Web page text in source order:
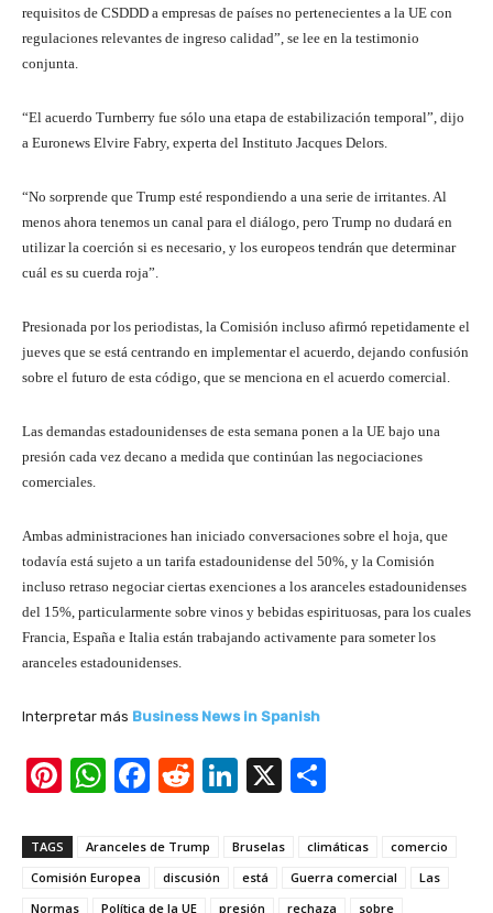
requisitos de CSDDD a empresas de países no pertenecientes a la UE con
regulaciones relevantes de ingreso calidad”, se lee en la testimonio
conjunta.
“El acuerdo Turnberry fue sólo una etapa de estabilización temporal”, dijo
a Euronews Elvire Fabry, experta del Instituto Jacques Delors.
“No sorprende que Trump esté respondiendo a una serie de irritantes. Al
menos ahora tenemos un canal para el diálogo, pero Trump no dudará en
utilizar la coerción si es necesario, y los europeos tendrán que determinar
cuál es su cuerda roja”.
Presionada por los periodistas, la Comisión incluso afirmó repetidamente el
jueves que se está centrando en implementar el acuerdo, dejando confusión
sobre el futuro de esta código, que se menciona en el acuerdo comercial.
Las demandas estadounidenses de esta semana ponen a la UE bajo una
presión cada vez decano a medida que continúan las negociaciones
comerciales.
Ambas administraciones han iniciado conversaciones sobre el hoja, que
todavía está sujeto a un tarifa estadounidense del 50%, y la Comisión
incluso retraso negociar ciertas exenciones a los aranceles estadounidenses
del 15%, particularmente sobre vinos y bebidas espirituosas, para los cuales
Francia, España e Italia están trabajando activamente para someter los
aranceles estadounidenses.
Interpretar más Business News in Spanish
Pi
er
e
W
at
s
F
c
e
R
d
di
Li
k
e
X
ar
e
TAGS Aranceles de Trump Bruselas climáticas
comercio
Comisión Europea
discusión está Guerra comercial
Las
Normas
Política de la UE presión rechaza sobre